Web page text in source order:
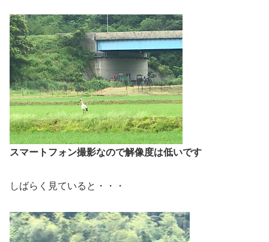
スマートフォン撮影なので解像度は低いです
しばらく見ていると・・・